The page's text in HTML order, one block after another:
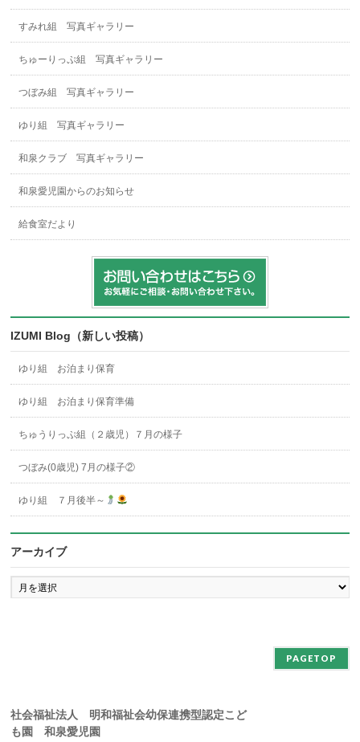
すみれ組 写真ギャラリー
ちゅーりっぷ組 写真ギャラリー
つぼみ組 写真ギャラリー
ゆり組 写真ギャラリー
和泉クラブ 写真ギャラリー
和泉愛児園からのお知らせ
給食室だより
IZUMI Blog（新しい投稿）
ゆり組 お泊まり保育
ゆり組 お泊まり保育準備
ちゅうりっぷ組（２歳児）７月の様子
つぼみ(0歳児) 7月の様子②
ゆり組 ７月後半～
アーカイブ
ア
ー
PAGETOP
社会福祉法人 明和福祉会幼保連携型認定こど
も園 和泉愛児園